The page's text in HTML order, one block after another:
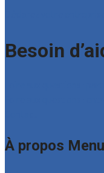
Besoin
À propos